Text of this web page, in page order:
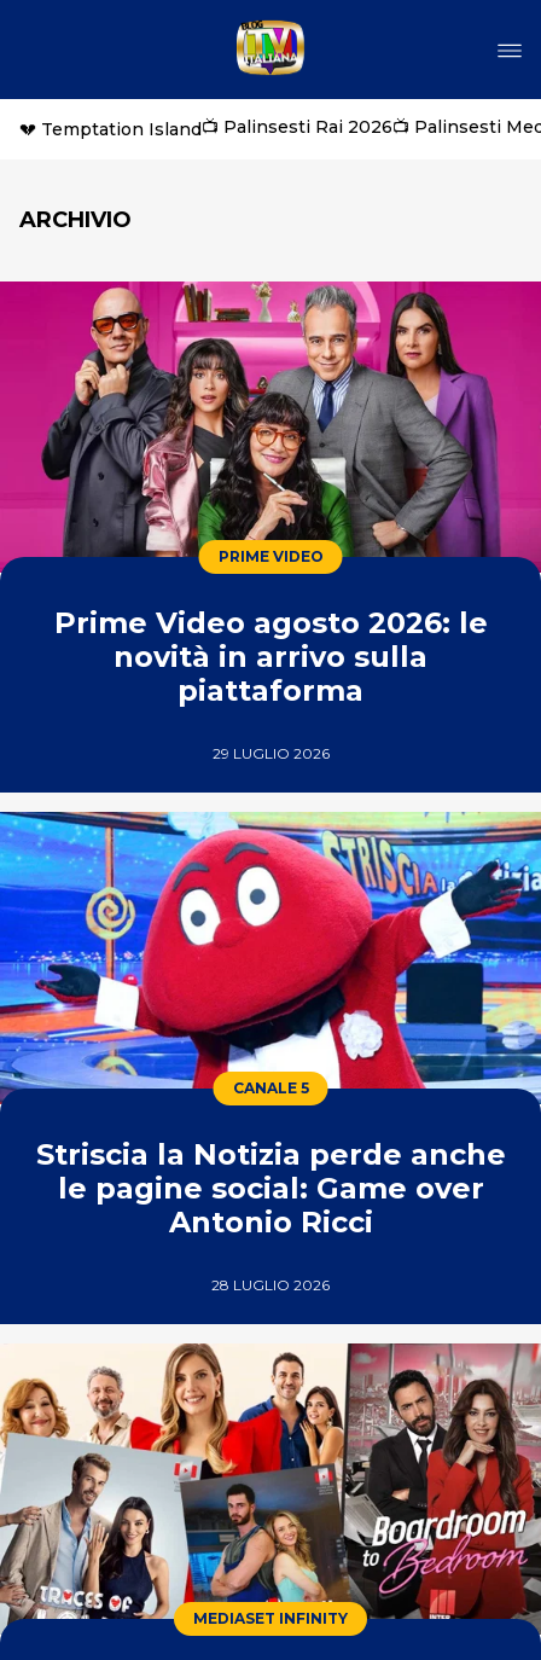
💔 Temptation Island📺 Palinsesti Rai 2026📺 Palinsesti
ARCHIVIO
PRIME VIDEO
Prime Video agosto 2026: le
novità in arrivo sulla
piattaforma
29 LUGLIO 2026
CANALE 5
Striscia la Notizia perde anche
le pagine social: Game over
Antonio Ricci
28 LUGLIO 2026
MEDIASET INFINITY